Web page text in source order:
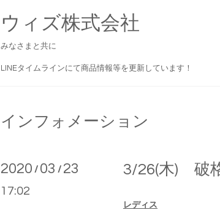
ウィズ株式会社
みなさまと共に
LINEタイムラインにて商品情報等を更新しています！
インフォメーション
2020 / 03 / 23
17:02
3/26(木) 破
レディス